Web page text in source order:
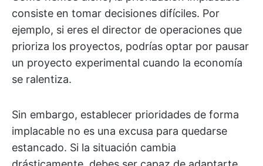
consiste en tomar decisiones difíciles. Por
ejemplo, si eres el director de operaciones que
prioriza los proyectos, podrías optar por pausar
un proyecto experimental cuando la economía
se ralentiza.
Sin embargo, establecer prioridades de forma
implacable no es una excusa para quedarse
estancado. Si la situación cambia